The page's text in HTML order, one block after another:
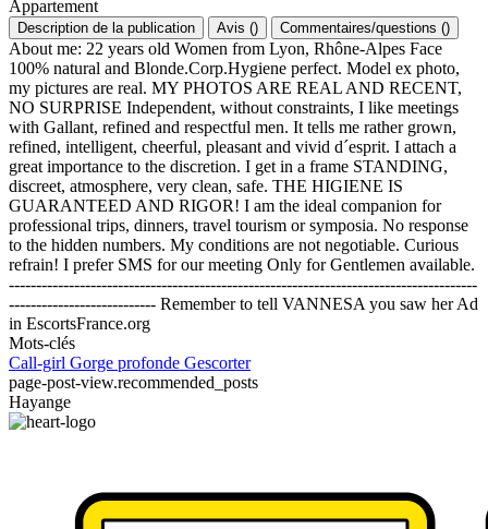
Appartement
Description de la publication Avis () Commentaires/questions ()
About me: 22 years old Women from Lyon, Rhône-Alpes Face
100% natural and Blonde.Corp.Hygiene perfect. Model ex photo,
my pictures are real. MY PHOTOS ARE REAL AND RECENT,
NO SURPRISE Independent, without constraints, I like meetings
with Gallant, refined and respectful men. It tells me rather grown,
refined, intelligent, cheerful, pleasant and vivid d´esprit. I attach a
great importance to the discretion. I get in a frame STANDING,
discreet, atmosphere, very clean, safe. THE HIGIENE IS
GUARANTEED AND RIGOR! I am the ideal companion for
professional trips, dinners, travel tourism or symposia. No response
to the hidden numbers. My conditions are not negotiable. Curious
refrain! I prefer SMS for our meeting Only for Gentlemen available.
--------------------------------------------------------------------------------------
--------------------------- Remember to tell VANNESA you saw her Ad
in EscortsFrance.org
Mots-clés
Call-girl Gorge profonde Gescorter
page-post-view.recommended_posts
Hayange